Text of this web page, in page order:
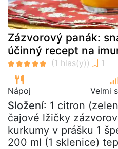
Zázvorový panák:
účinný recept na
Nápoj Velmi
Složení: 1 citron
čajové lžičky
kurkumy v prášku 1
200 ml (1 sklenice)